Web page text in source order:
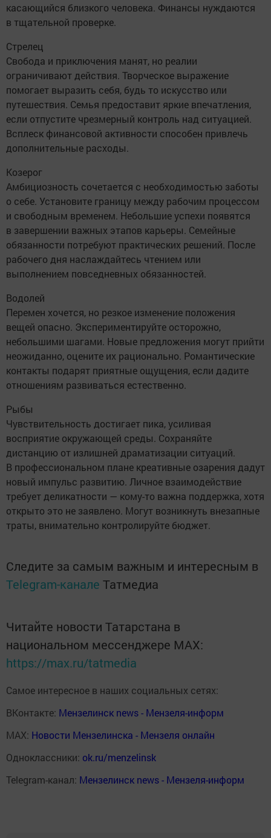
касающийся близкого человека. Финансы нуждаются
в тщательной проверке.
Стрелец
Свобода и приключения манят, но реалии
ограничивают действия. Творческое выражение
помогает выразить себя, будь то искусство или
путешествия. Семья предоставит яркие впечатления,
если отпустите чрезмерный контроль над ситуацией.
Всплеск финансовой активности способен привлечь
дополнительные расходы.
Козерог
Амбициозность сочетается с необходимостью заботы
о себе. Установите границу между рабочим процессом
и свободным временем. Небольшие успехи появятся
в завершении важных этапов карьеры. Семейные
обязанности потребуют практических решений. После
рабочего дня наслаждайтесь чтением или
выполнением повседневных обязанностей.
Водолей
Перемен хочется, но резкое изменение положения
вещей опасно. Экспериментируйте осторожно,
небольшими шагами. Новые предложения могут прийти
неожиданно, оцените их рационально. Романтические
контакты подарят приятные ощущения, если дадите
отношениям развиваться естественно.
Рыбы
Чувствительность достигает пика, усиливая
восприятие окружающей среды. Сохраняйте
дистанцию от излишней драматизации ситуаций.
В профессиональном плане креативные озарения дадут
новый импульс развитию. Личное взаимодействие
требует деликатности — кому-то важна поддержка, хотя
открыто это не заявлено. Могут возникнуть внезапные
траты, внимательно контролируйте бюджет.
Следите за самым важным и интересным в
Telegram-канале Татмедиа
Читайте новости Татарстана в
национальном мессенджере MАХ:
https://max.ru/tatmedia
Самое интересное в наших социальных сетях:
ВКонтакте: Мензелинск news - Мензеля-информ
MAX: Новости Мензелинска - Мензеля онлайн
Одноклассники: ok.ru/menzelinsk
Telegram-канал: Мензелинск news - Мензеля-информ